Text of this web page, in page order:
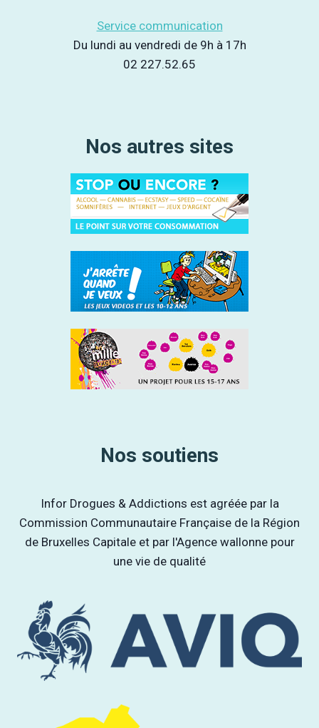
Service communication
Du lundi au vendredi de 9h à 17h
02 227.52.65
Nos autres sites
Nos soutiens
Infor Drogues & Addictions est agréée par la
Commission Communautaire Française de la Région
de Bruxelles Capitale et par l'Agence wallonne pour
une vie de qualité